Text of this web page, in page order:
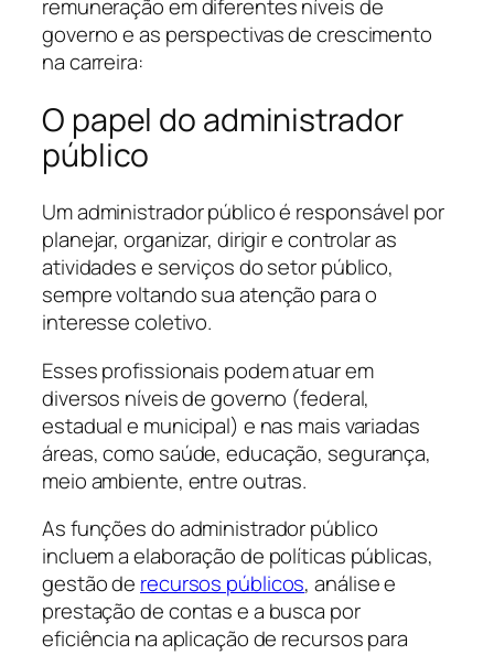
remuneração em diferentes níveis de
governo e as perspectivas de crescimento
na carreira:
O papel do administrador
público
Um administrador público é responsável por
planejar, organizar, dirigir e controlar as
atividades e serviços do setor público,
sempre voltando sua atenção para o
interesse coletivo.
Esses profissionais podem atuar em
diversos níveis de governo (federal,
estadual e municipal) e nas mais variadas
áreas, como saúde, educação, segurança,
meio ambiente, entre outras.
As funções do administrador público
incluem a elaboração de políticas públicas,
gestão de recursos públicos, análise e
prestação de contas e a busca por
eficiência na aplicação de recursos para